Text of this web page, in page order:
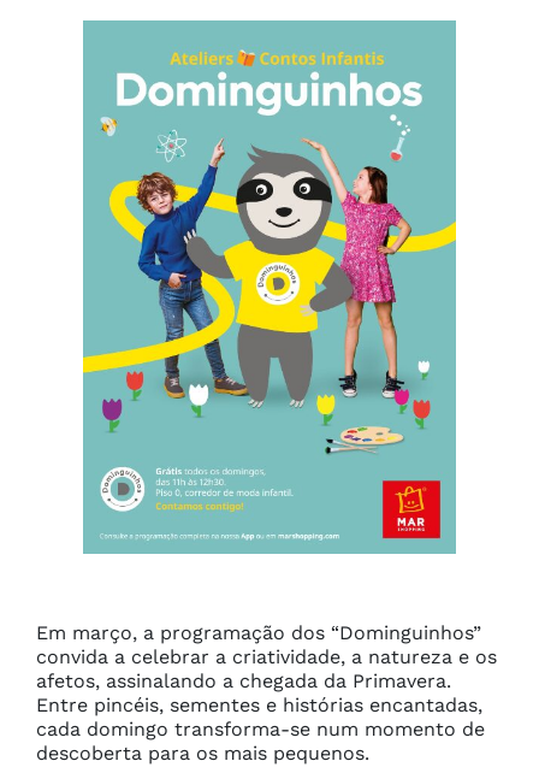
Em março, a programação dos “Dominguinhos”
convida a celebrar a criatividade, a natureza e os
afetos, assinalando a chegada da Primavera.
Entre pincéis, sementes e histórias encantadas,
cada domingo transforma-se num momento de
descoberta para os mais pequenos.